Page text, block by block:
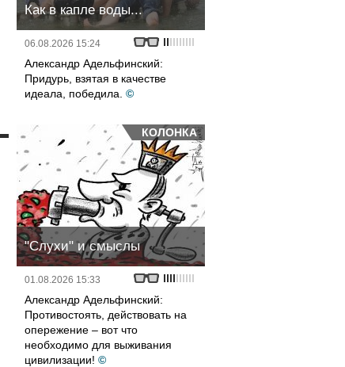
Как в капле воды...
06.08.2026 15:24
Александр Адельфинский:
Придурь, взятая в качестве
идеала, победила. ©
КОЛОНКА
"Слухи" и смыслы
01.08.2026 15:33
Александр Адельфинский:
Противостоять, действовать на
опережение – вот что
необходимо для выживания
цивилизации! ©